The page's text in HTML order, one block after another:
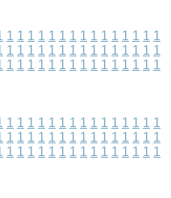
1 1 1 1 1 1 1 1 1 1 1 1 1 1 1
1 1 1 1 1 1 1 1 1 1 1 1 1 1 1
1 1 1 1 1 1 1 1 1 1 1 1 1 1 1
1 1 1 1 1 1 1 1 1 1 1 1 1 1 1
1 1 1 1 1 1 1 1 1 1 1 1 1 1 1
1 1 1 1 1 1 1 1 1 1 1 1 1 1 1